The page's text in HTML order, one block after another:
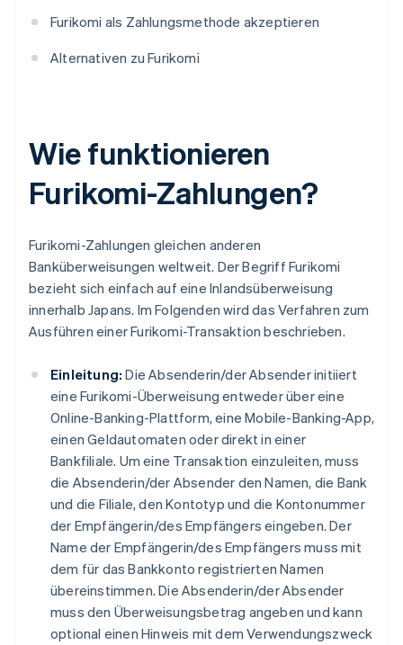
Furikomi als Zahlungsmethode akzeptieren
Alternativen zu Furikomi
Wie funktionieren
Furikomi-Zahlungen?
Furikomi-Zahlungen gleichen anderen
Banküberweisungen weltweit. Der Begriff Furikomi
bezieht sich einfach auf eine Inlandsüberweisung
innerhalb Japans. Im Folgenden wird das Verfahren zum
Ausführen einer Furikomi-Transaktion beschrieben.
Einleitung: Die Absenderin/der Absender initiiert
eine Furikomi-Überweisung entweder über eine
Online-Banking-Plattform, eine Mobile-Banking-App,
einen Geldautomaten oder direkt in einer
Bankfiliale. Um eine Transaktion einzuleiten, muss
die Absenderin/der Absender den Namen, die Bank
und die Filiale, den Kontotyp und die Kontonummer
der Empfängerin/des Empfängers eingeben. Der
Name der Empfängerin/des Empfängers muss mit
dem für das Bankkonto registrierten Namen
übereinstimmen. Die Absenderin/der Absender
muss den Überweisungsbetrag angeben und kann
optional einen Hinweis mit dem Verwendungszweck